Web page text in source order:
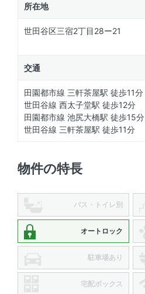
所在地
世田谷区三宿2丁目28ー21
交通
田園都市線 三軒茶屋駅 徒歩11分
世田谷線 西太子堂駅 徒歩12分
田園都市線 池尻大橋駅 徒歩15分
世田谷線 三軒茶屋駅 徒歩11分
物件の特長
バス・トイレ別
オートロック
駐車場あり
宅配ボックス